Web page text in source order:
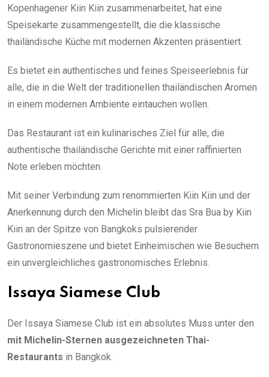
Kopenhagener Kiin Kiin zusammenarbeitet, hat eine
Speisekarte zusammengestellt, die die klassische
thailändische Küche mit modernen Akzenten präsentiert.
Es bietet ein authentisches und feines Speiseerlebnis für
alle, die in die Welt der traditionellen thailändischen Aromen
in einem modernen Ambiente eintauchen wollen.
Das Restaurant ist ein kulinarisches Ziel für alle, die
authentische thailändische Gerichte mit einer raffinierten
Note erleben möchten.
Mit seiner Verbindung zum renommierten Kiin Kiin und der
Anerkennung durch den Michelin bleibt das Sra Bua by Kiin
Kiin an der Spitze von Bangkoks pulsierender
Gastronomieszene und bietet Einheimischen wie Besuchern
ein unvergleichliches gastronomisches Erlebnis.
Issaya Siamese Club
Der Issaya Siamese Club ist ein absolutes Muss unter den
mit Michelin-Sternen ausgezeichneten Thai-
Restaurants in Bangkok.